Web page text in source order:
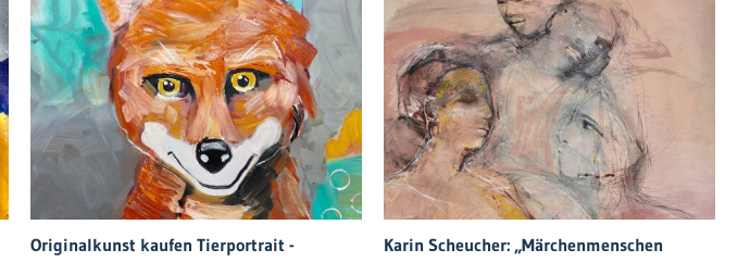
Originalkunst kaufen Tierportrait -
Karin Scheucher: „Märchenmenschen